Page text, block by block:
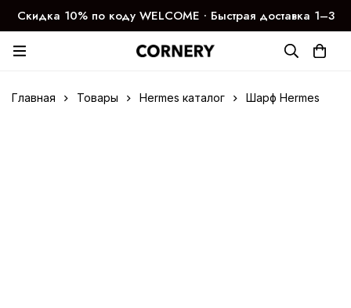
Скидка 10% по коду WELCOME ∙ Быстрая доставка 1–3
дня
Главная Товары Hermes каталог Шарф Hermes